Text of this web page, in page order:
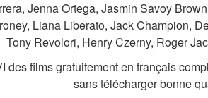
Jenna Ortega, Jasmin Savoy
Liana Liberato, Jack Champion,
Tony Revolori, Henry Czerny, Roger
des films gratuitement en français
sans télécharger bonne